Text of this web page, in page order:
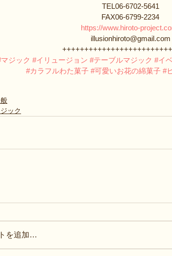
TEL06-6702-5641
FAX06-6799-2234
https://www.hiroto-
illusionhiroto@gmail.com
ジック #イリュージョン #テーブルマジック #イ
#カラフルわた菓子 #可愛いお花の綿菓子 #
ック
を追加…